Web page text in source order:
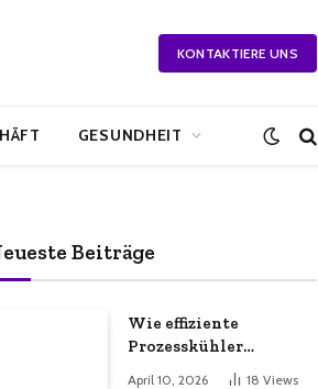
KONTAKTIERE UNS
GESUNDHEIT
Beiträge
Wie effiziente
Prozesskühler
Beratung Ihre
April 10, 2026 18 Views